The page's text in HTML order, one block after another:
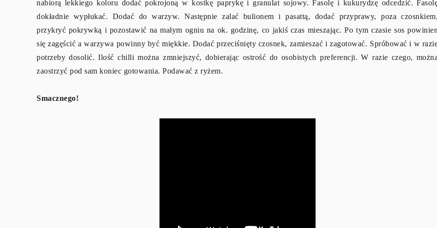
nabiorą lekkiego koloru dodać pokrojoną w kostkę paprykę i granulat sojowy. Fasolę i kukurydzę odcedzić.
dokładnie wypłukać. Dodać do warzyw. Następnie zalać bulionem i pasattą, dodać przyprawy, poza czosnkiem,
przykryć pokrywką i pozostawić na małym ogniu na ok. godzinę, co jakiś czas mieszając. Po tym czasie sos
się zagęścić a warzywa powinny być miękkie. Dodać przeciśnięty czosnek, zamieszać i zagotować. Spróbować i w
potrzeby dosolić. Ilość chilli można zmniejszyć, dobierając ostrość do osobistych preferencji. W razie czego,
zaostrzyć pod sam koniec gotowania. Podawać z ryżem.
Smacznego!